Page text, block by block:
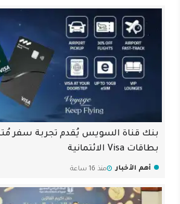
بنك قناة السويس يُقدم تجربة سفر
بطاقات Visa الائتمانية
أهم الأخبار منذ 16 ساعة